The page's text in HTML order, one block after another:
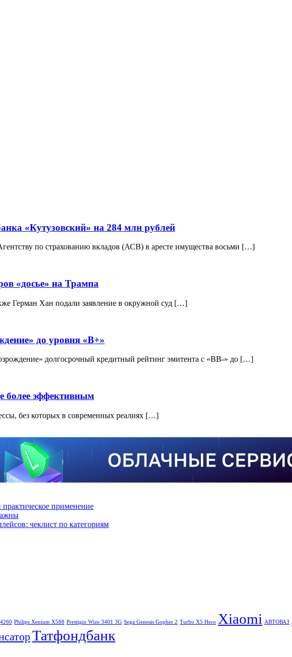
«Кутузовский» на 284 млн рублей
по страхованию вкладов (АСВ) в аресте имущества восьми […]
«досье» на Трампа
Герман Хан подали заявление в окружной суд […]
до уровня «B+»
долгосрочный кредитный рейтинг эмитента с «ВВ-» до […]
более эффективным
без которых в современных реалиях […]
применение
чеклист по категориям
Philips Xenium X588 Prestigio Wize 3401 3G Sega Genesis Gopher 2 Turbo X5 Hero Xiaomi АВТОВАЗ
Татфондбанк